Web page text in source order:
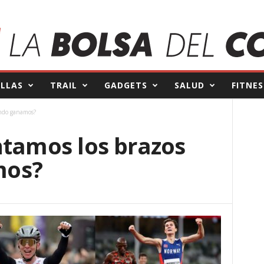
TRAIL GADGETS SALUD
ganamos?
los brazos